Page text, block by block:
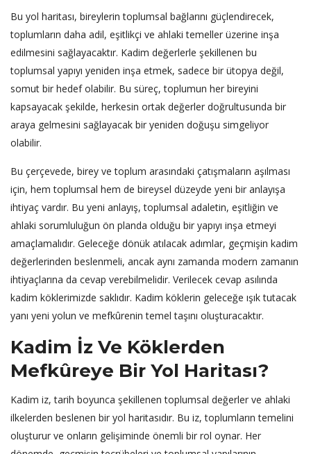
Bu yol haritası, bireylerin toplumsal bağlarını güçlendirecek,
toplumların daha adil, eşitlikçi ve ahlaki temeller üzerine inşa
edilmesini sağlayacaktır. Kadim değerlerle şekillenen bu
toplumsal yapıyı yeniden inşa etmek, sadece bir ütopya değil,
somut bir hedef olabilir. Bu süreç, toplumun her bireyini
kapsayacak şekilde, herkesin ortak değerler doğrultusunda bir
araya gelmesini sağlayacak bir yeniden doğuşu simgeliyor
olabilir.
Bu çerçevede, birey ve toplum arasındaki çatışmaların aşılması
için, hem toplumsal hem de bireysel düzeyde yeni bir anlayışa
ihtiyaç vardır. Bu yeni anlayış, toplumsal adaletin, eşitliğin ve
ahlaki sorumluluğun ön planda olduğu bir yapıyı inşa etmeyi
amaçlamalıdır. Geleceğe dönük atılacak adımlar, geçmişin kadim
değerlerinden beslenmeli, ancak aynı zamanda modern zamanın
ihtiyaçlarına da cevap verebilmelidir. Verilecek cevap asılında
kadim köklerimizde saklıdır. Kadim köklerin geleceğe ışık tutacak
yanı yeni yolun ve mefkûrenin temel taşını oluşturacaktır.
Kadim İz Ve Köklerden
Mefkûreye Bir Yol Haritası?
Kadim iz, tarih boyunca şekillenen toplumsal değerler ve ahlaki
ilkelerden beslenen bir yol haritasıdır. Bu iz, toplumların temelini
oluşturur ve onların gelişiminde önemli bir rol oynar. Her